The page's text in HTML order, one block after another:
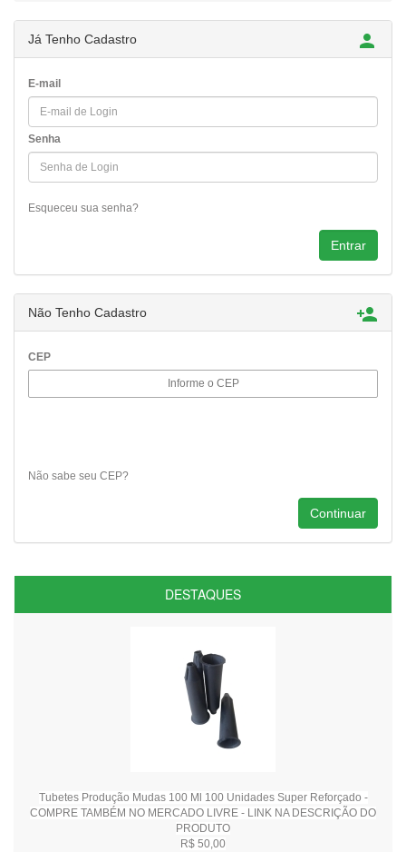
Já Tenho Cadastro 
E-mail
Senha
Esqueceu sua senha?
Não Tenho Cadastro 
CEP
Não sabe seu CEP?
DESTAQUES
Tubetes Produção Mudas 100 Ml 100 Unidades Super Reforçado -
COMPRE TAMBÉM NO MERCADO LIVRE - LINK NA DESCRIÇÃO DO
PRODUTO
R$ 50,00